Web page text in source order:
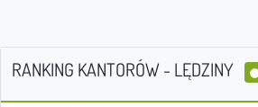
RANKING KANTORÓW - LĘDZINY